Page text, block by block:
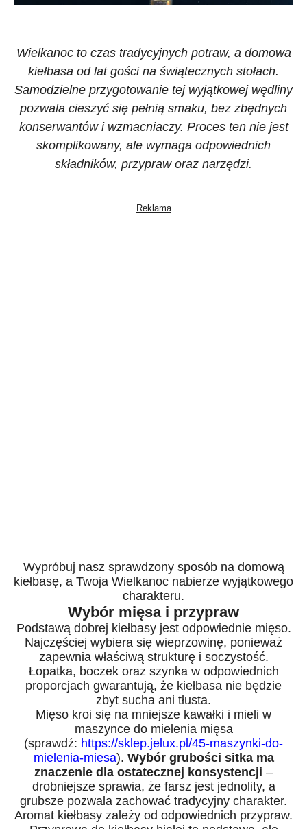
Wielkanoc to czas tradycyjnych potraw, a domowa
kiełbasa od lat gości na świątecznych stołach.
Samodzielne przygotowanie tej wyjątkowej wędliny
pozwala cieszyć się pełnią smaku, bez zbędnych
konserwantów i wzmacniaczy. Proces ten nie jest
skomplikowany, ale wymaga odpowiednich
składników, przypraw oraz narzędzi.
Wypróbuj nasz sprawdzony sposób na domową
kiełbasę, a Twoja Wielkanoc nabierze wyjątkowego
charakteru.
Wybór mięsa i przypraw
Podstawą dobrej kiełbasy jest odpowiednie mięso.
Najczęściej wybiera się wieprzowinę, ponieważ
zapewnia właściwą strukturę i soczystość.
Łopatka, boczek oraz szynka w odpowiednich
proporcjach gwarantują, że kiełbasa nie będzie
zbyt sucha ani tłusta.
Mięso kroi się na mniejsze kawałki i mieli w
maszynce do mielenia mięsa
(sprawdź: https://sklep.jelux.pl/45-maszynki-do-
mielenia-miesa). Wybór grubości sitka ma
znaczenie dla ostatecznej konsystencji –
drobniejsze sprawia, że farsz jest jednolity, a
grubsze pozwala zachować tradycyjny charakter.
Aromat kiełbasy zależy od odpowiednich przypraw.